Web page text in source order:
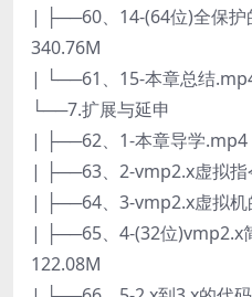
| ├──60、14-(64位)全保
340.76M
| └──61、15-本章总结
└──7.扩展与延申
| ├──62、1-本章导学.mp4
| ├──63、2-vmp2.x虚拟指
| ├──64、3-vmp2.x虚拟机
| ├──65、4-(32位)vmp2.x
122.08M